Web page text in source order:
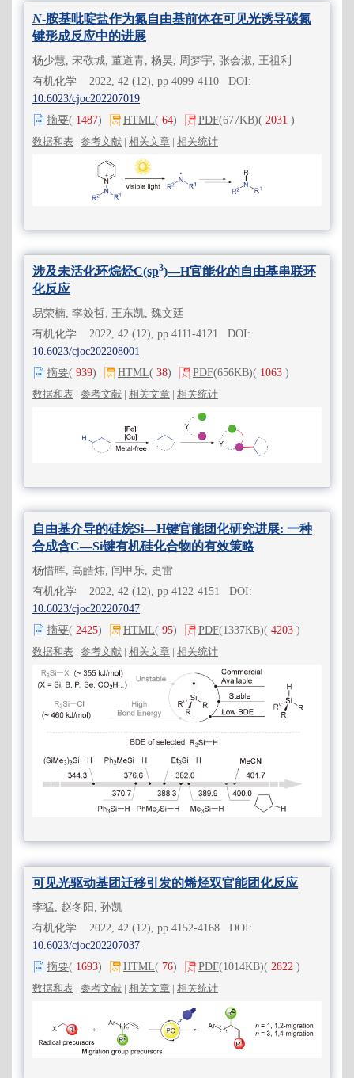
N-胺基吡啶盐作为氮自由基前体在可见光诱导碳氮
键形成反应中的进展
杨少慧, 宋敬城, 董道青, 杨昊, 周梦宇, 张会淑, 王祖利
有机化学 2022, 42 (12), pp 4099-4110 DOI:
10.6023/cjoc202207019
摘要( 1487) HTML( 64) PDF(677KB)( 2031 )
数据和表 | 参考文献 | 相关文章 | 相关统计
涉及未活化环烷烃C(sp3)—H官能化的自由基串联环
化反应
易荣楠, 李姣哲, 王东凯, 魏文廷
有机化学 2022, 42 (12), pp 4111-4121 DOI:
10.6023/cjoc202208001
摘要( 939) HTML( 38) PDF(656KB)( 1063 )
数据和表 | 参考文献 | 相关文章 | 相关统计
自由基介导的硅烷Si—H键官能团化研究进展: 一种
合成含C—Si键有机硅化合物的有效策略
杨惜晖, 高皓炜, 闫甲乐, 史雷
有机化学 2022, 42 (12), pp 4122-4151 DOI:
10.6023/cjoc202207047
摘要( 2425) HTML( 95) PDF(1337KB)( 4203 )
数据和表 | 参考文献 | 相关文章 | 相关统计
可见光驱动基团迁移引发的烯烃双官能团化反应
李猛, 赵冬阳, 孙凯
有机化学 2022, 42 (12), pp 4152-4168 DOI:
10.6023/cjoc202207037
摘要( 1693) HTML( 76) PDF(1014KB)( 2822 )
数据和表 | 参考文献 | 相关文章 | 相关统计